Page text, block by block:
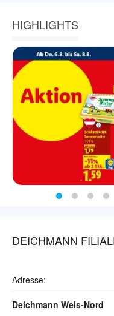
HIGHLIGHTS
DEICHMANN
Adresse:
Deichmann Wels-Nord